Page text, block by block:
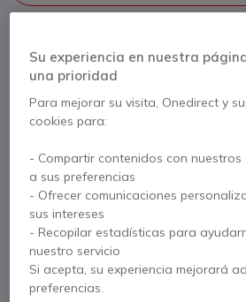
Contacte a nuestros
900 80 26 26
Su experiencia en nuestra
una prioridad
Para mejorar su visita, Onedirect y
cookies para:
- Compartir contenidos con
a sus preferencias
- Ofrecer comunicaciones
sus intereses
- Recopilar estadísticas para
nuestro servicio
Si acepta, su experiencia mejorará
preferencias.